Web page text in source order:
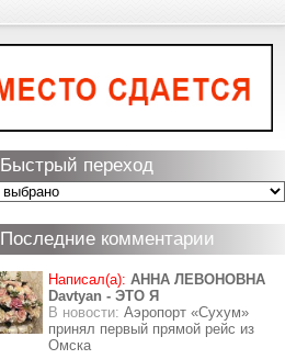
Быстрый переход
Последние комментарии
Написал(а): АННА ЛЕВОНОВНА
Davtyan - ЭТО Я
В новости: Аэропорт «Сухум»
принял первый прямой рейс из
Омска